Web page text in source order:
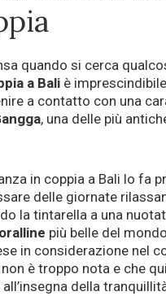
quando si cerca
a Bali è
a contatto con una
, una delle più
in coppia a Bali lo fa
delle giornate
la tintarella a una
più belle del
in considerazione nel
è troppo nota e che
della